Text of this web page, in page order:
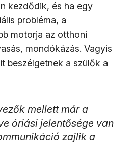
kezdődik, és ha egy
probléma, a
motorja az otthoni
mondókázás. Vagyis
beszélgetnek a szülők a
mellett már a
óriási jelentősége van
zajlik a